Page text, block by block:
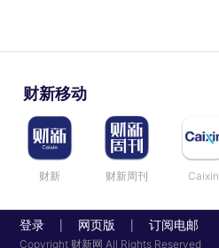
财新移动
财新 财新周刊 Caixin
登录 网页版 订阅电邮
Copyright 财新网 All Rights Reserved